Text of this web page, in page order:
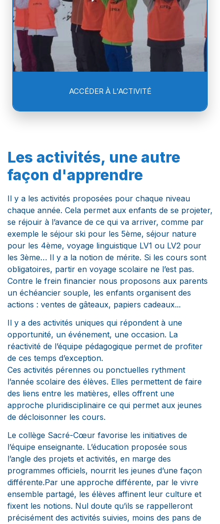
ACCÉDER À L'ACTIVITÉ
Les activités, une autre
façon d'apprendre
Il y a les activités proposées pour chaque niveau
chaque année. Cela permet aux enfants de se projeter,
se réjouir à l’avance de ce qui va arriver, comme par
exemple le séjour ski pour les 5ème, séjour nature
pour les 4ème, voyage linguistique LV1 ou LV2 pour
les 3ème… Il y a la notion de mérite. Si les cours sont
obligatoires, partir en voyage scolaire ne l’est pas.
Contre le frein financier nous proposons aux parents
un échéancier souple, les enfants organisent des
actions : ventes de gâteaux, papiers cadeaux...
Il y a des activités uniques qui répondent à une
opportunité, un événement, une occasion. La
réactivité de l’équipe pédagogique permet de profiter
de ces temps d’exception.
Ces activités pérennes ou ponctuelles rythment
l’année scolaire des élèves. Elles permettent de faire
des liens entre les matières, elles offrent une
approche pluridisciplinaire ce qui permet aux jeunes
de décloisonner les cours.
Le collège Sacré-Cœur favorise les initiatives de
l’équipe enseignante. L’éducation proposée sous
l’angle des projets et activités, en marge des
programmes officiels, nourrit les jeunes d’une façon
différente.Par une approche différente, par le vivre
ensemble partagé, les élèves affinent leur culture et
fixent les notions. Nul doute qu’ils se rappelleront
précisément des activités suivies, moins des pans de